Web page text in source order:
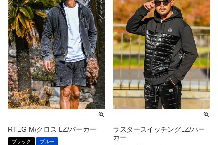
RTEG M/クロス LZ/パーカー
ブラック
ブルー
ラスタースイッチングLZ/パー
カー